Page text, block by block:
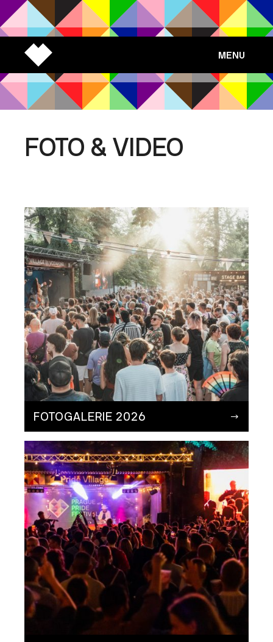
MENU
FOTO & VIDEO
FOTOGALERIE 2026